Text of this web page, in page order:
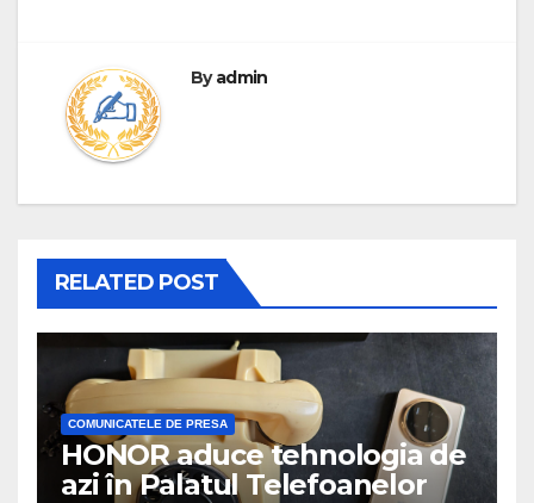
Byadmin
RELATED POST
COMUNICATELE DE PRESA
HONOR aduce tehnologia de
azi în Palatul Telefoanelor